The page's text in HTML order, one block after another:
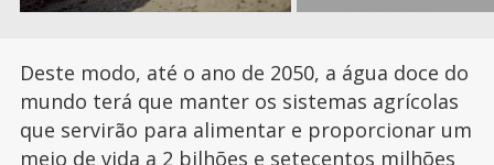
Deste modo, até o ano de 2050, a água doce do
mundo terá que manter os sistemas agrícolas
que servirão para alimentar e proporcionar um
meio de vida a 2 bilhões e setecentos milhões